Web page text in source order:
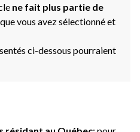
ne fait plus partie de
vous avez sélectionné et
ci-dessous pourraient